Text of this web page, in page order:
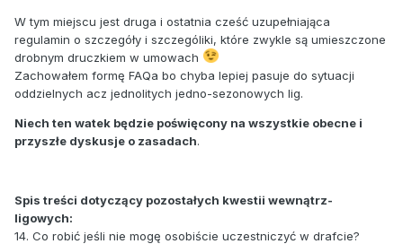
W tym miejscu jest druga i ostatnia cześć uzupełniająca
regulamin o szczegóły i szczególiki, które zwykle są umieszczone
drobnym druczkiem w umowach
Zachowałem formę FAQa bo chyba lepiej pasuje do sytuacji
oddzielnych acz jednolitych jedno-sezonowych lig.
Niech ten watek będzie poświęcony na wszystkie obecne i
przyszłe dyskusje o zasadach.
Spis treści dotyczący pozostałych kwestii wewnątrz-
ligowych:
14. Co robić jeśli nie mogę osobiście uczestniczyć w drafcie?